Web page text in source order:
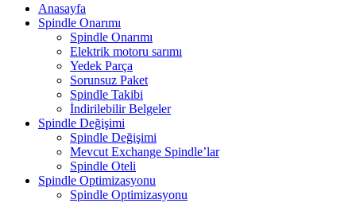
Anasayfa
Spindle Onarımı
Spindle Onarımı
Elektrik motoru sarımı
Yedek Parça
Sorunsuz Paket
Spindle Takibi
İndirilebilir Belgeler
Spindle Değişimi
Spindle Değişimi
Mevcut Exchange Spindle’lar
Spindle Oteli
Spindle Optimizasyonu
Spindle Optimizasyonu